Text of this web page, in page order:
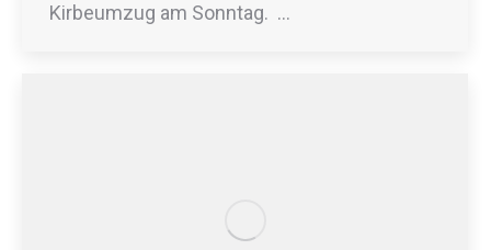
Kirbeumzug am Sonntag. …